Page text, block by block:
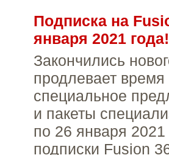
Подписка на
января 2021 года!
Закончились
продлевает время
специальное
и пакеты
по 26 января
подписки Fusion